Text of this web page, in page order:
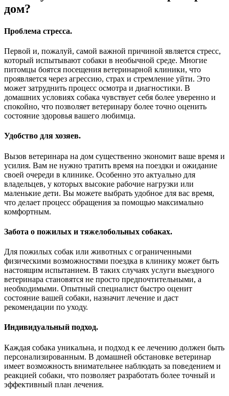
дом?
Проблема стресса.
Первой и, пожалуй, самой важной причиной является стресс,
который испытывают собаки в необычной среде. Многие
питомцы боятся посещения ветеринарной клиники, что
проявляется через агрессию, страх и стремление уйти. Это
может затруднить процесс осмотра и диагностики. В
домашних условиях собака чувствует себя более уверенно и
спокойно, что позволяет ветеринару более точно оценить
состояние здоровья вашего любимца.
Удобство для хозяев.
Вызов ветеринара на дом существенно экономит ваше время и
усилия. Вам не нужно тратить время на поездки и ожидание
своей очереди в клинике. Особенно это актуально для
владельцев, у которых высокие рабочие нагрузки или
маленькие дети. Вы можете выбрать удобное для вас время,
что делает процесс обращения за помощью максимально
комфортным.
Забота о пожилых и тяжелобольных собаках.
Для пожилых собак или животных с ограниченными
физическими возможностями поездка в клинику может быть
настоящим испытанием. В таких случаях услуги выездного
ветеринара становятся не просто предпочтительными, а
необходимыми. Опытный специалист быстро оценит
состояние вашей собаки, назначит лечение и даст
рекомендации по уходу.
Индивидуальный подход.
Каждая собака уникальна, и подход к ее лечению должен быть
персонализированным. В домашней обстановке ветеринар
имеет возможность внимательнее наблюдать за поведением и
реакцией собаки, что позволяет разработать более точный и
эффективный план лечения.